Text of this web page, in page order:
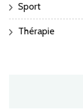
Sport
Thérapie